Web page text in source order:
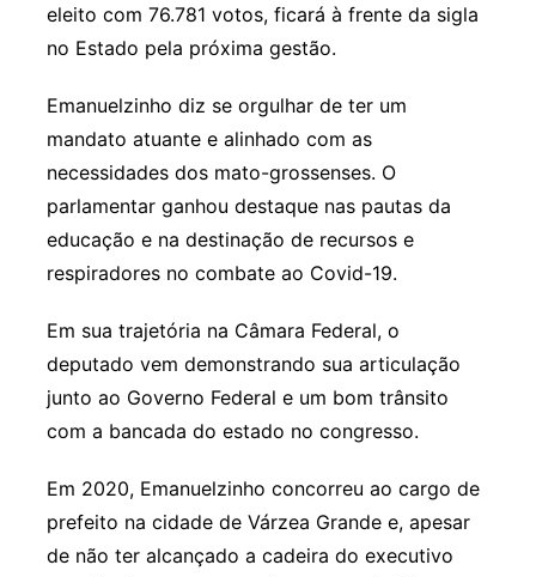
eleito com 76.781 votos, ficará à frente da sigla
no Estado pela próxima gestão.
Emanuelzinho diz se orgulhar de ter um
mandato atuante e alinhado com as
necessidades dos mato-grossenses. O
parlamentar ganhou destaque nas pautas da
educação e na destinação de recursos e
respiradores no combate ao Covid-19.
Em sua trajetória na Câmara Federal, o
deputado vem demonstrando sua articulação
junto ao Governo Federal e um bom trânsito
com a bancada do estado no congresso.
Em 2020, Emanuelzinho concorreu ao cargo de
prefeito na cidade de Várzea Grande e, apesar
de não ter alcançado a cadeira do executivo